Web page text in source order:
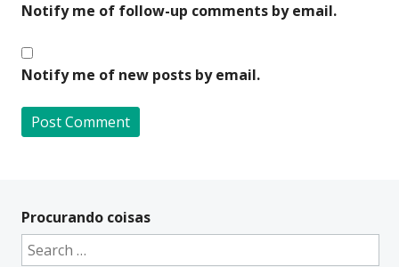
Notify me of follow-up comments by email.
Notify me of new posts by email.
t
e
Procurando coisas
Search